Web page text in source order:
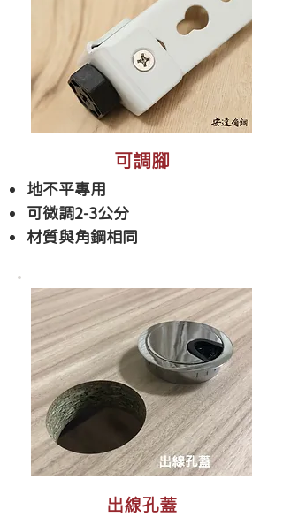
可調腳
地不平專用
可微調2-3公分
​材質與角鋼相同
出線孔蓋